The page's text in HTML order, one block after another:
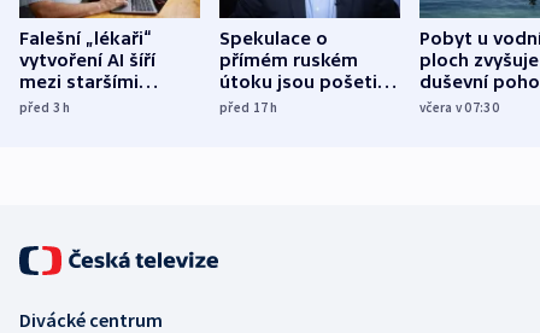
Falešní „lékaři“
vytvoření AI šíří
mezi staršími
Poláky nebezpečné
před 3h
Spekulace o
přímém ruském
útoku jsou pošetilé,
míní estonský
před 17h
Pobyt u
ploch zvyšuje
duševní
ukázala
včera v 07:30
Divácké centrum